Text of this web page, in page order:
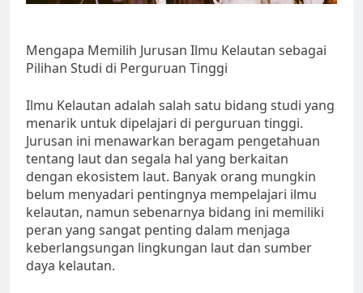
Mengapa Memilih Jurusan Ilmu Kelautan sebagai
Pilihan Studi di Perguruan Tinggi
Ilmu Kelautan adalah salah satu bidang studi yang
menarik untuk dipelajari di perguruan tinggi.
Jurusan ini menawarkan beragam pengetahuan
tentang laut dan segala hal yang berkaitan
dengan ekosistem laut. Banyak orang mungkin
belum menyadari pentingnya mempelajari ilmu
kelautan, namun sebenarnya bidang ini memiliki
peran yang sangat penting dalam menjaga
keberlangsungan lingkungan laut dan sumber
daya kelautan.